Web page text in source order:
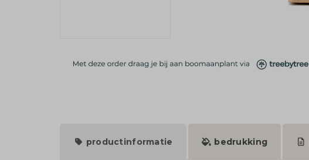
productinformatie bedrukking